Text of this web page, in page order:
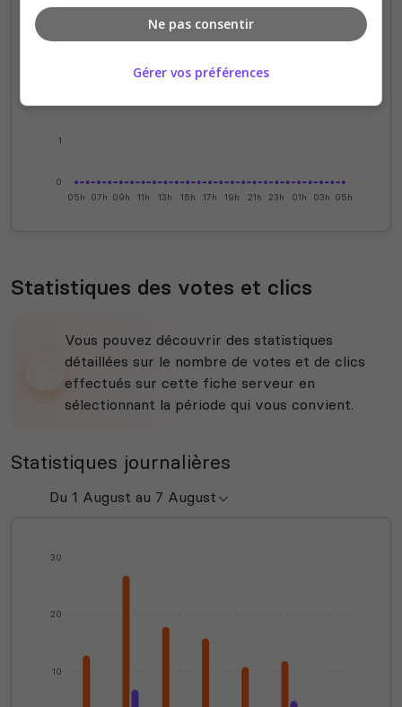
0
1
05h 07h 09h 11h 13h 15h 17h 19h 21h 23h 01h 03h 05h
Statistiques des votes et clics
Vous pouvez découvrir des statistiques
détaillées sur le nombre de votes et de clics
effectués sur cette fiche serveur en
sélectionnant la période qui vous convient.
Statistiques journalières
10
20
30
Ne pas consentir
Gérer vos préférences